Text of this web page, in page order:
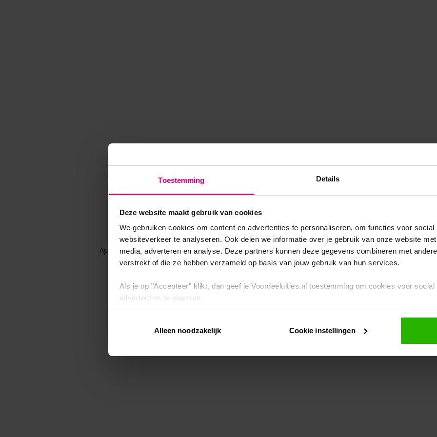
Toestemming Details
Deze website maakt gebruik van cookies
We gebruiken cookies om content en advertenties te personaliseren, om functies voor
websiteverkeer te analyseren. Ook delen we informatie over je gebruik van onze website
media, adverteren en analyse. Deze partners kunnen deze gegevens combineren met
verstrekt of die ze hebben verzameld op basis van jouw gebruik van hun services.
Als je op "Accepteer" klikt, dan geef je Voordeeluitjes.nl toestemming om cookies voor
advertenties te plaatsen.
Via "Cookie instellingen" kun je ook zelf instellen welke cookies worden geplaatst. Je kunt je
intrekken op onscookiebeleid.
Alleen noodzakelijk Cookie instellingen
Application error: a client-side exception has occurred while loadingwww.voordeeluitjes.nl (see the